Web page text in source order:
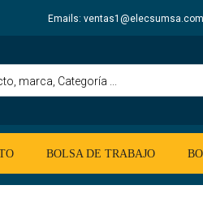
Emails:
BOLSA DE TRABAJO